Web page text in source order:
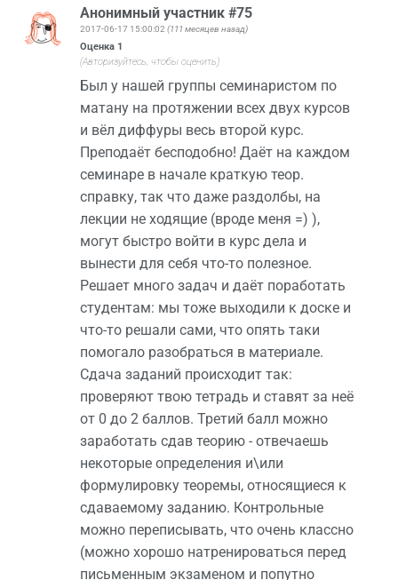
Анонимный участник #75
2017-06-17 15:00:02 (111 месяцев назад)
Оценка 1
(Авторизуйтесь, чтобы оценить)
Был у нашей группы семинаристом по
матану на протяжении всех двух курсов
и вёл диффуры весь второй курс.
Преподаёт бесподобно! Даёт на каждом
семинаре в начале краткую теор.
справку, так что даже раздолбы, на
лекции не ходящие (вроде меня =) ),
могут быстро войти в курс дела и
вынести для себя что-то полезное.
Решает много задач и даёт поработать
студентам: мы тоже выходили к доске и
что-то решали сами, что опять таки
помогало разобраться в материале.
Сдача заданий происходит так:
проверяют твою тетрадь и ставят за неё
от 0 до 2 баллов. Третий балл можно
заработать сдав теорию - отвечаешь
некоторые определения и\или
формулировку теоремы, относящиеся к
сдаваемому заданию. Контрольные
можно переписывать, что очень классно
(можно хорошо натренироваться перед
письменным экзаменом и попутно